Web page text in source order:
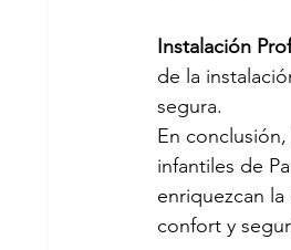
Instalación
de la
segura.
En
infantiles de
enriquezcan
confort y